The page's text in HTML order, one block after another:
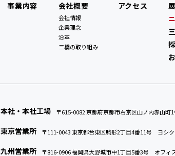
事業内容 会社概要
会社情報
企業理念
沿革
三橋の取り組み
アクセス
本社・本社工場 〒615-0082 京都府京都市右京区山ノ内赤山町
東京営業所 〒111-0043 東京都台東区駒形2丁目4番11号 ヨシ
九州営業所 〒816-0906 福岡県大野城市中1丁目5番3号 オフィ